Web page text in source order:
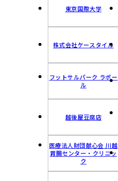
東京国際大学
株式会社ケースタイル
フットサルパーク ラポー
ル
越後屋豆腐店
医療法人財団献心会 川越
胃腸センター・クリニッ
ク